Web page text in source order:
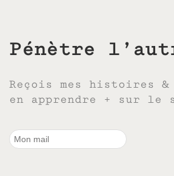
Pénètre
Reçois mes histoires
en apprendre + sur le